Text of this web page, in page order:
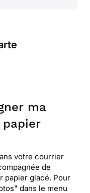
ma
votre courrier
de
papier glacé. Pour
dans le menu